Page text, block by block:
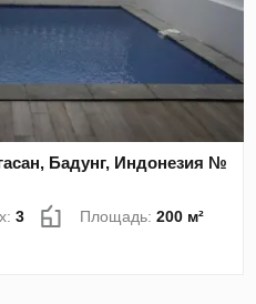
Бадунг, Индонезия №
3 Площадь:200 м²